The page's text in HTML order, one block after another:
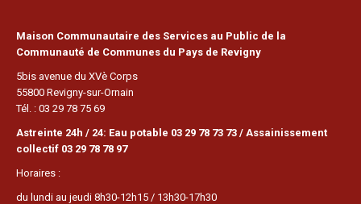
Maison Communautaire des Services au Public de la
Communauté de Communes du Pays de Revigny
5bis avenue du XVè Corps
55800 Revigny-sur-Ornain
Tél. : 03 29 78 75 69
Astreinte 24h / 24: Eau potable 03 29 78 73 73 / Assainissement
collectif 03 29 78 78 97
Horaires :
du lundi au jeudi 8h30-12h15 / 13h30-17h30